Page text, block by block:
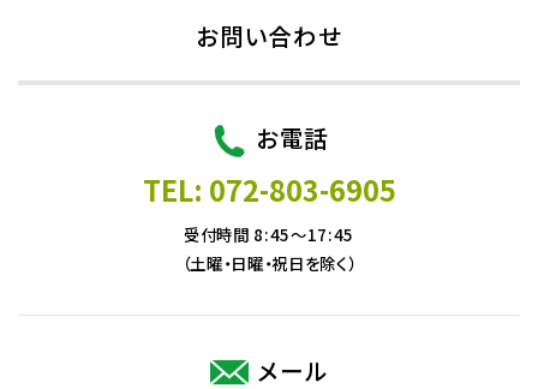
お問い合わせ
お電話
TEL: 072-803-6905
受付時間 8:45～17:45
（土曜・日曜・祝日を除く）
メール